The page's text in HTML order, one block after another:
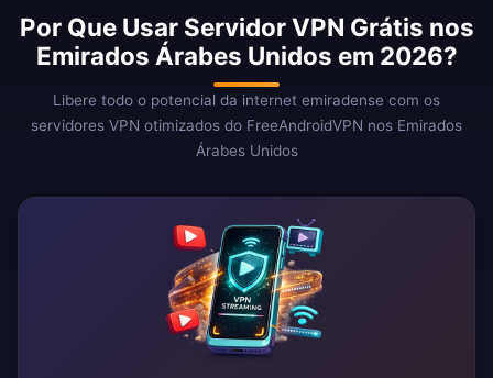
Por Que Usar Servidor VPN Grátis nos
Emirados Árabes Unidos em 2026?
Libere todo o potencial da internet emiradense com os
servidores VPN otimizados do FreeAndroidVPN nos Emirados
Árabes Unidos